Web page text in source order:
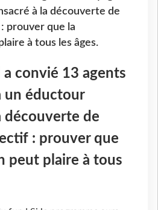
à la découverte de
prouver que la
à tous les âges.
a convié 13 agents
un éductour
découverte de
: prouver que
peut plaire à tous